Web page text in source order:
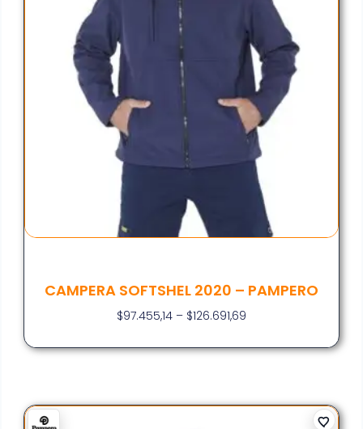
CAMPERA SOFTSHEL 2020 – PAMPERO
$97.455,14 – $126.691,69